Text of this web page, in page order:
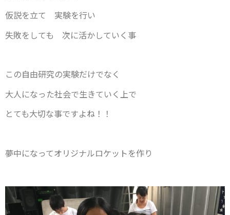
仮説を立て 実験を行い
失敗をしても 次に活かしていく事
この自由研究の実験だけでなく
大人になった社会で生きていく上で
とても大切な事ですよね！！
夢中になってオリジナルロケットを作り